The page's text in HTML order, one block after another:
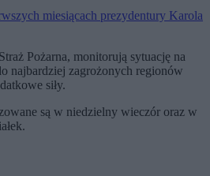
miesiącach prezydentury Karola
Pożarna, monitorują sytuację na
najbardziej zagrożonych regionów
siły.
są w niedzielny wieczór oraz w